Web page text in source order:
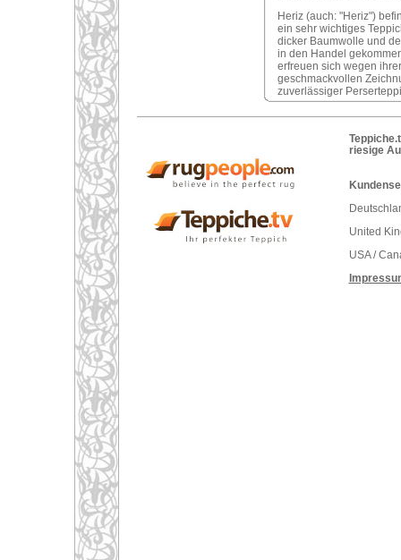
Heriz (auch: "Heriz")
ein sehr wichtiges
dicker Baumwolle und
in den Handel
erfreuen sich wegen
geschmackvollen
zuverlässiger
riesige
United
USA /